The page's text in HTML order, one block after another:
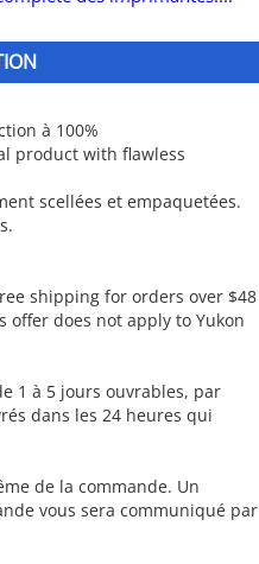
à 100%
product with flawless
scellées et empaquetées.
shipping for orders over $48
does not apply to Yukon
1 à 5 jours ouvrables, par
dans les 24 heures qui
de la commande. Un
vous sera communiqué par